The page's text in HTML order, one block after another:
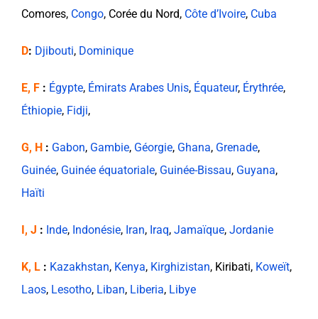
Comores, Congo, Corée du Nord, Côte d’Ivoire, Cuba
D: Djibouti, Dominique
E, F : Égypte, Émirats Arabes Unis, Équateur, Érythrée,
Éthiopie, Fidji,
G, H : Gabon, Gambie, Géorgie, Ghana, Grenade,
Guinée, Guinée équatoriale, Guinée-Bissau, Guyana,
Haïti
I, J : Inde, Indonésie, Iran, Iraq, Jamaïque, Jordanie
K, L : Kazakhstan, Kenya, Kirghizistan, Kiribati, Koweït,
Laos, Lesotho, Liban, Liberia, Libye